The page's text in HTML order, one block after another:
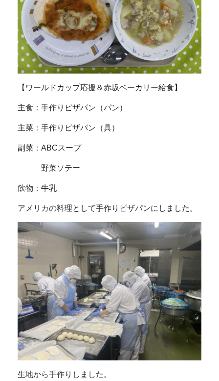
【ワールドカップ応援＆赤坂ベーカリー給食】
主食：手作りピザパン（パン）
主菜：手作りピザパン（具）
副菜：ABCスープ
野菜ソテー
飲物：牛乳
アメリカの料理として手作りピザパンにしました。
生地から手作りしました。